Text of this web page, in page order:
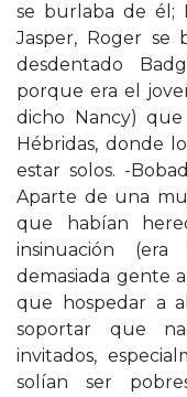
se burlaba de él;
Jasper, Roger
desdentado
porque era el
dicho Nancy)
Hébridas, donde
estar solos. -
Aparte de una
que habían
insinuación
demasiada gente
que hospedar a
soportar que
invitados,
solían ser